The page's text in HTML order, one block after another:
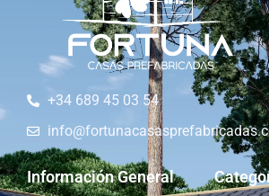
+34 689 45 03 54
Información General